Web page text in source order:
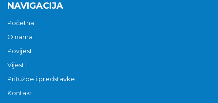
NAVIGACIJA
Početna
O nama
Povijest
Vijesti
Pritužbe i predstavke
Kontakt